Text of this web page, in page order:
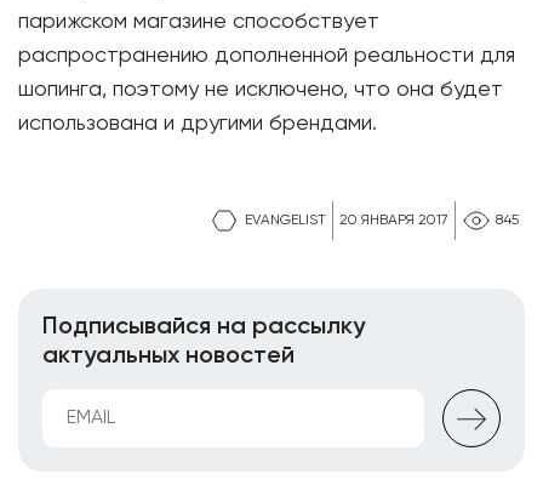
EVANGELIST 20 ЯНВАРЯ 2017 845
парижском магазине способствует
распространению дополненной реальности для
шопинга, поэтому не исключено, что она будет
использована и другими брендами.
Подписывайся на рассылку
актуальных новостей